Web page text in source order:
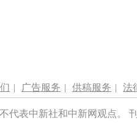
| 广告服务 | 供稿服务 | 法
代表中新社和中新网观点。